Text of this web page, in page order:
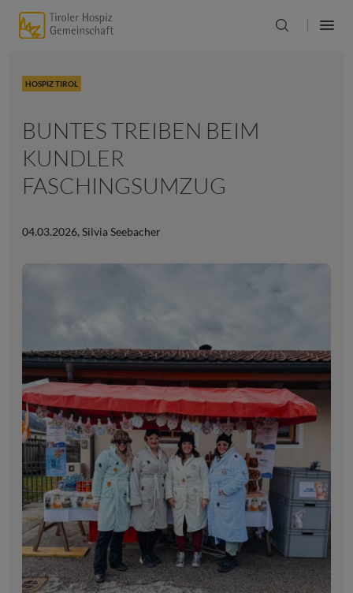
HOSPIZ TIROL
BUNTES TREIBEN BEIM
KUNDLER
FASCHINGSUMZUG
04.03.2026, Silvia Seebacher